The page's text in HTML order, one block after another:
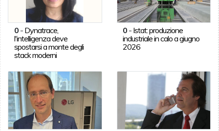
0- Dynatrace,
l'intelligenza deve
spostarsi a monte degli
stack moderni
0 - Istat: produzione
industriale in calo a giugno
2026